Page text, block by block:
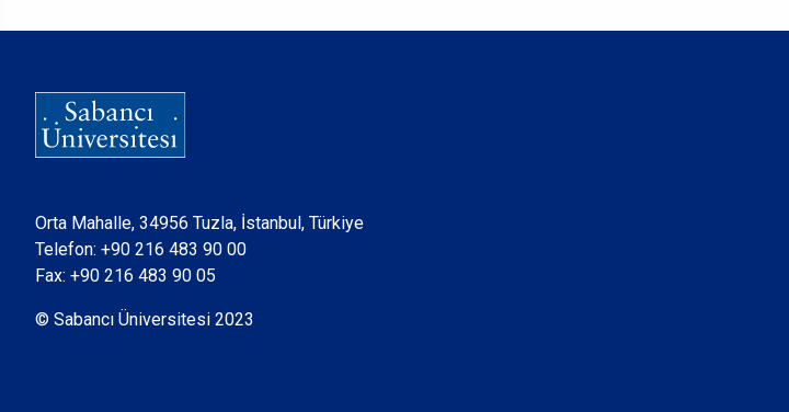
Orta Mahalle, 34956 Tuzla, İstanbul, Türkiye
Telefon: +90 216 483 90 00
Fax: +90 216 483 90 05
© Sabancı Üniversitesi 2023